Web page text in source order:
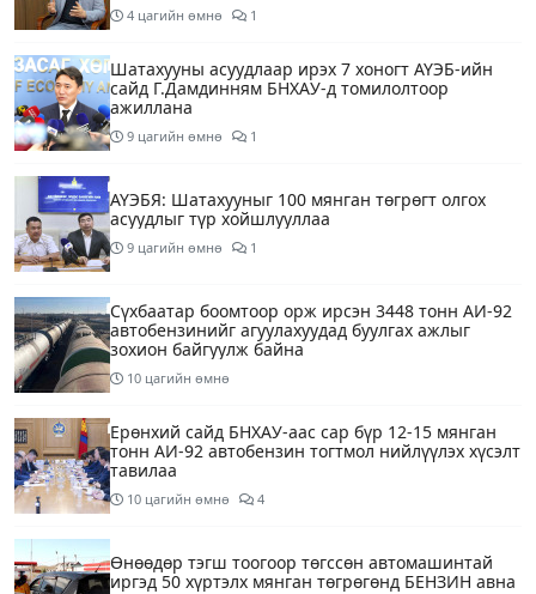
4 цагийн өмнө 1
Шатахууны асуудлаар ирэх 7 хоногт АҮЭБ-ийн
сайд Г.Дамдинням БНХАУ-д томилолтоор
ажиллана
9 цагийн өмнө 1
АҮЭБЯ: Шатахууныг 100 мянган төгрөгт олгох
асуудлыг түр хойшлууллаа
9 цагийн өмнө 1
Сүхбаатар боомтоор орж ирсэн 3448 тонн АИ-92
автобензинийг агуулахуудад буулгах ажлыг
зохион байгуулж байна
10 цагийн өмнө
Ерөнхий сайд БНХАУ-аас сар бүр 12-15 мянган
тонн АИ-92 автобензин тогтмол нийлүүлэх хүсэлт
тавилаа
10 цагийн өмнө 4
Өнөөдөр тэгш тоогоор төгссөн автомашинтай
иргэд 50 хүртэлх мянган төгрөгөнд БЕНЗИН авна